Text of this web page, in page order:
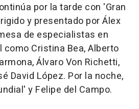
por la tarde con 'Gran
y presentado por Álex
de especialistas en
Cristina Bea, Alberto
Álvaro Von Richetti,
David López. Por la noche,
y Felipe del Campo.